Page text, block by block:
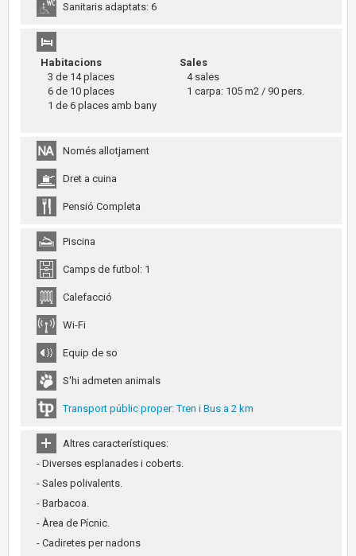
Sanitaris adaptats: 6
Habitacions
3 de 14 places
6 de 10 places
1 de 6 places amb bany
Sales
4 sales
1 carpa: 105 m2 / 90 pers.
Només allotjament
Dret a cuina
Pensió Completa
Piscina
Camps de futbol: 1
Calefacció
Wi-Fi
Equip de so
S'hi admeten animals
Transport públic proper: Tren i Bus a 2 km
Altres característiques:
- Diverses esplanades i coberts.
- Sales polivalents.
- Barbacoa.
- Àrea de Pícnic.
- Cadiretes per nadons